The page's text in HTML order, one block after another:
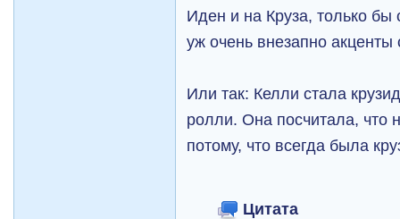
Иден и на Круза, только бы
уж очень внезапно
Или так: Келли стала
ролли. Она посчитала, что
потому, что всегда была
Цитата